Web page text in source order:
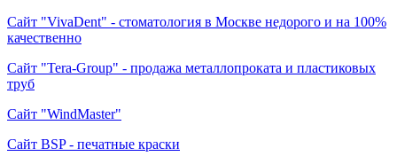
Сайт "VivaDent" - cтоматология в Москве недорого и на 100%
качественно
Сайт "Tera-Group" - продажа металлопроката и пластиковых
труб
Сайт "WindMaster"
Сайт BSP - печатные краски